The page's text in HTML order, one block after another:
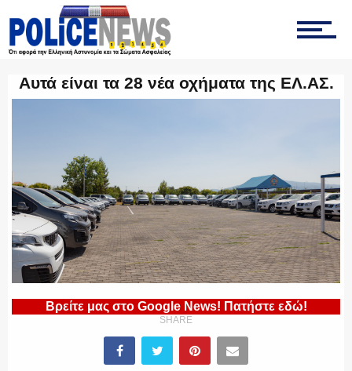
ΟΠΚΕ
ΕΚΑΜ
Αυτά είναι τα 28 νέα οχήματα της ΕΛ.ΑΣ.
Βρείτε μας στο Google News! Πατήστε εδώ!
SHARE